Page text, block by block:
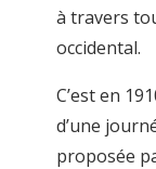
à travers
occidental.
C’est en
d’une
proposée